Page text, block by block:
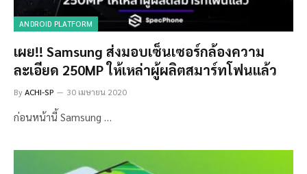
ANDROID PLATFORM
เผย!! Samsung ส่งมอบเซ็นเซอร์กล้องความ
ละเอียด 250MP ให้เหล่าผู้ผลิตสมาร์ทโฟนแล้ว
ByACHI-SP 30 เมษายน 2020
ก่อนหน้านี้ Samsung …